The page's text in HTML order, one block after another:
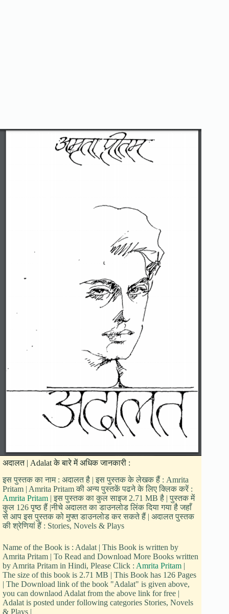
अदालत | Adalat के बारे में अधिक जानकारी :
इस पुस्तक का नाम : अदालत है | इस पुस्तक के लेखक हैं : Amrita
Pritam | Amrita Pritam की अन्य पुस्तकें पढने के लिए क्लिक करें :
Amrita Pritam | इस पुस्तक का कुल साइज 2.71 MB है | पुस्तक में
कुल 126 पृष्ठ हैं |नीचे अदालत का डाउनलोड लिंक दिया गया है जहाँ
से आप इस पुस्तक को मुफ्त डाउनलोड कर सकते हैं | अदालत पुस्तक
की श्रेणियां हैं : Stories, Novels & Plays
Name of the Book is : Adalat | This Book is written by
Amrita Pritam | To Read and Download More Books written
by Amrita Pritam in Hindi, Please Click : Amrita Pritam |
The size of this book is 2.71 MB | This Book has 126 Pages
| The Download link of the book "Adalat" is given above,
you can downlaod Adalat from the above link for free |
Adalat is posted under following categories Stories, Novels
& Plays |